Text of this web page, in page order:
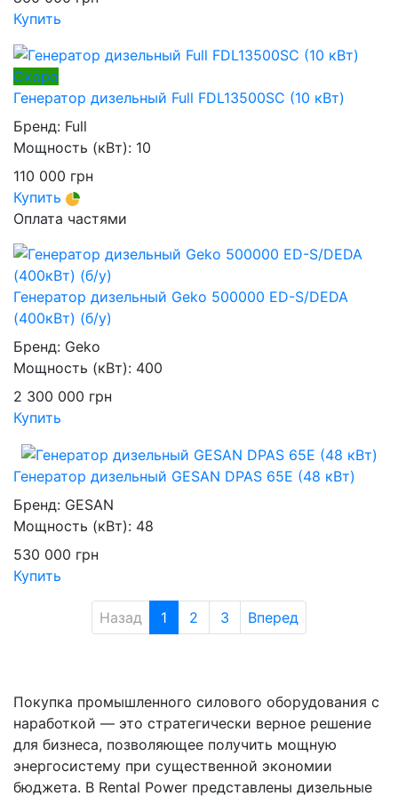
Купить
Скоро
Генератор дизельный Full FDL13500SC (10 кВт)
Бренд: Full
Мощность (кВт): 10
110 000 грн
Купить
Оплата частями
Генератор дизельный Geko 500000 ED-S/DEDA
(400кВт) (б/у)
Бренд: Geko
Мощность (кВт): 400
2 300 000 грн
Купить
Генератор дизельный GESAN DPAS 65E (48 кВт)
Бренд: GESAN
Мощность (кВт): 48
530 000 грн
Купить
Назад 1 2 3 Вперед
Покупка промышленного силового оборудования с
наработкой — это стратегически верное решение
для бизнеса, позволяющее получить мощную
энергосистему при существенной экономии
бюджета. В Rental Power представлены дизельные